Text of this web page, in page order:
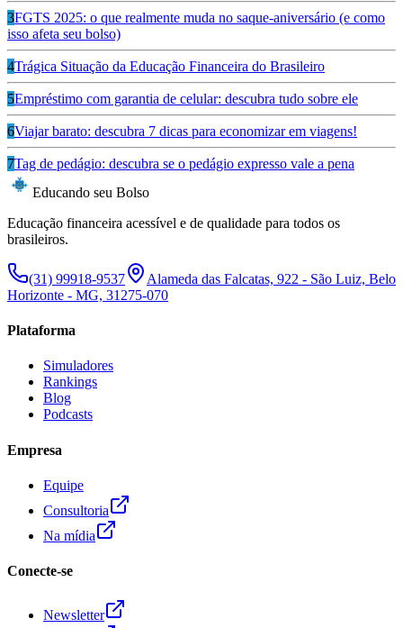
3FGTS 2025: o que realmente muda no saque-aniversário (e como
isso afeta seu bolso)
4Trágica Situação da Educação Financeira do Brasileiro
5Empréstimo com garantia de celular: descubra tudo sobre ele
6Viajar barato: descubra 7 dicas para economizar em viagens!
7Tag de pedágio: descubra se o pedágio expresso vale a pena
Educando seu Bolso
Educação financeira acessível e de qualidade para todos os
brasileiros.
(31) 99918-9537
Alameda das Falcatas, 922 - São Luiz, Belo
Horizonte - MG, 31275-070
Plataforma
Simuladores
Rankings
Blog
Podcasts
Empresa
Equipe
Consultoria
Na mídia
Conecte-se
Newsletter